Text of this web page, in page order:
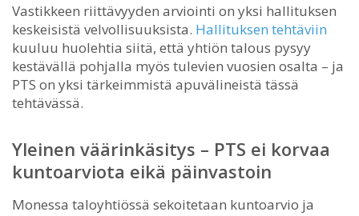
Vastikkeen riittävyyden arviointi on yksi hallituksen
keskeisistä velvollisuuksista. Hallituksen tehtäviin
kuuluu huolehtia siitä, että yhtiön talous pysyy
kestävällä pohjalla myös tulevien vuosien osalta – ja
PTS on yksi tärkeimmistä apuvälineistä tässä
tehtävässä.
Yleinen väärinkäsitys – PTS ei korvaa
kuntoarviota eikä päinvastoin
Monessa taloyhtiössä sekoitetaan kuntoarvio ja